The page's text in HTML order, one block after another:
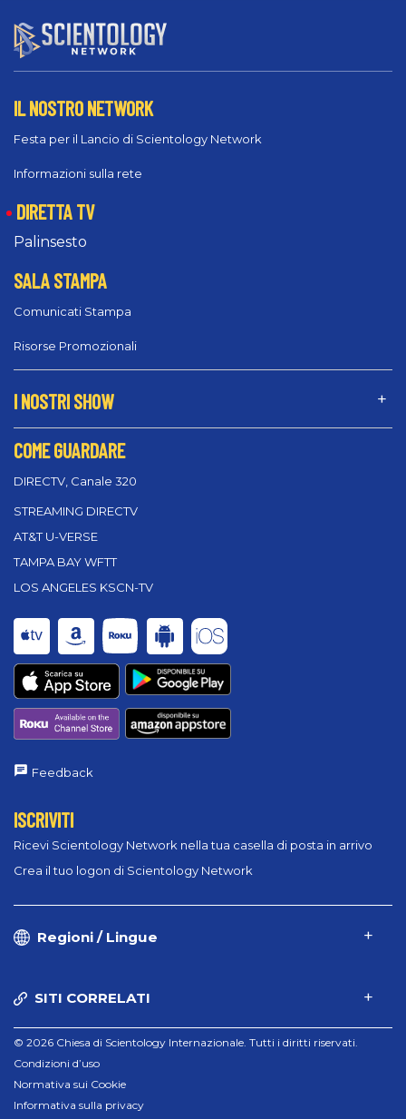
IL NOSTRO NETWORK
Festa per il Lancio di Scientology Network
Informazioni sulla rete
DIRETTA TV
Palinsesto
SALA STAMPA
Comunicati Stampa
Risorse Promozionali
I NOSTRI SHOW
COME GUARDARE
DIRECTV, Canale 320
STREAMING DIRECTV
AT&T U-VERSE
TAMPA BAY WFTT
LOS ANGELES KSCN-TV
Feedback
ISCRIVITI
Ricevi Scientology Network nella tua casella di posta in arrivo
Crea il tuo logon di Scientology Network
Regioni / Lingue
SITI CORRELATI
© 2026 Chiesa di Scientology Internazionale. Tutti i diritti riservati.
Condizioni d’uso
Normativa sui Cookie
Informativa sulla privacy